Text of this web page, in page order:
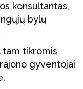
konsultantas,
bylų
tam tikromis
gyventojai